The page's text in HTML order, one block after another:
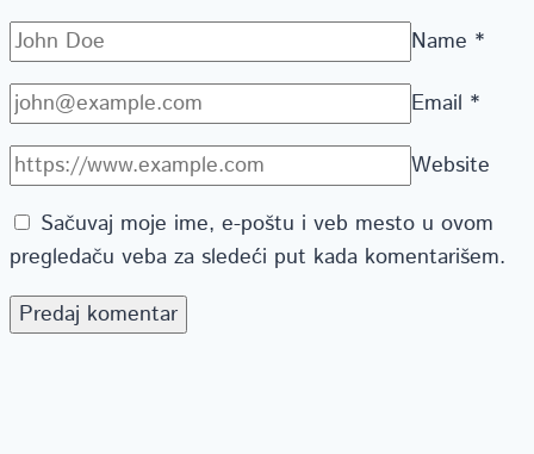
Name *
Email *
Website
Sačuvaj moje ime, e-poštu i veb mesto u ovom
pregledaču veba za sledeći put kada komentarišem.